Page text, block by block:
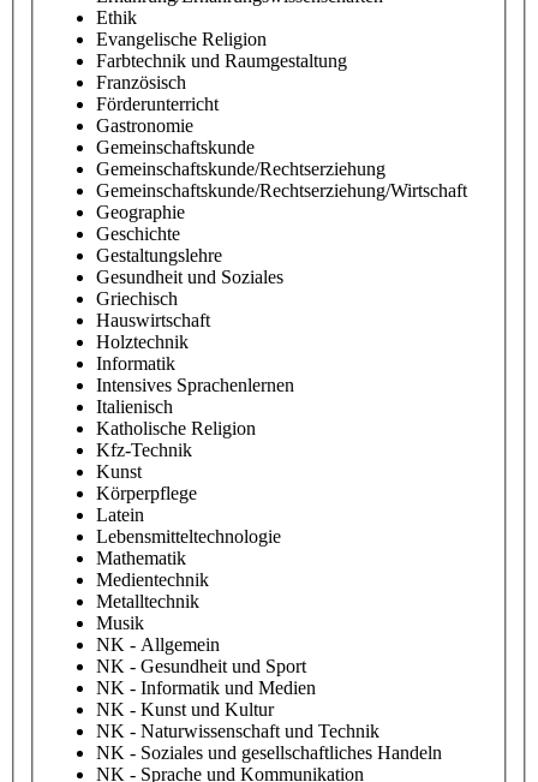
Ethik
Evangelische Religion
Farbtechnik und Raumgestaltung
Französisch
Förderunterricht
Gastronomie
Gemeinschaftskunde
Gemeinschaftskunde/Rechtserziehung
Gemeinschaftskunde/Rechtserziehung/Wirtschaft
Geographie
Geschichte
Gestaltungslehre
Gesundheit und Soziales
Griechisch
Hauswirtschaft
Holztechnik
Informatik
Intensives Sprachenlernen
Italienisch
Katholische Religion
Kfz-Technik
Kunst
Körperpflege
Latein
Lebensmitteltechnologie
Mathematik
Medientechnik
Metalltechnik
Musik
NK - Allgemein
NK - Gesundheit und Sport
NK - Informatik und Medien
NK - Kunst und Kultur
NK - Naturwissenschaft und Technik
NK - Soziales und gesellschaftliches Handeln
NK - Sprache und Kommunikation